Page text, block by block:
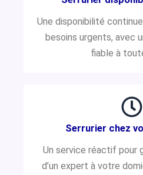
Une disponibilité
besoins urgents, avec
fiable à
Serrurier chez
Un service réactif pour
d’un expert à votre